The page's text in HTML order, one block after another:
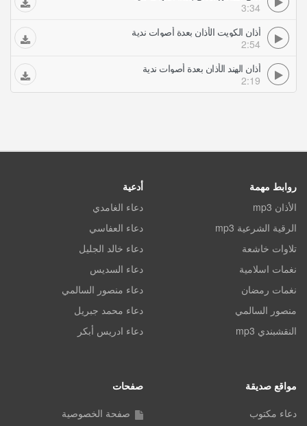
3:34
أذان الكويت الأذان بعدة أصوات ندية
2:54
أذان الهند الأذان بعدة أصوات ندية
2:19
روابط مهمة
الأذان mp3
الرقية الشرعية mp3
تلاوات خاشعة
نغمات اسلامية
نغمات رمضان
منصور السالمي
النقشبندي mp3
أدعية
دعاء الغامدي
دعاء العفاسي
دعاء خالد الجليل
دعاء السديس
دعاء منصور السالمي
دعاء محمد جبريل
دعاء ادريس أبكر
مواقع صديقة
دعاء مكتوب
صفحات
صفحة الخصوصية